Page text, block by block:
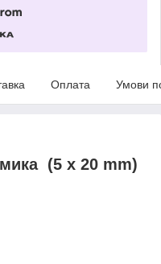
Оплата Умови
(5 x 20 mm)